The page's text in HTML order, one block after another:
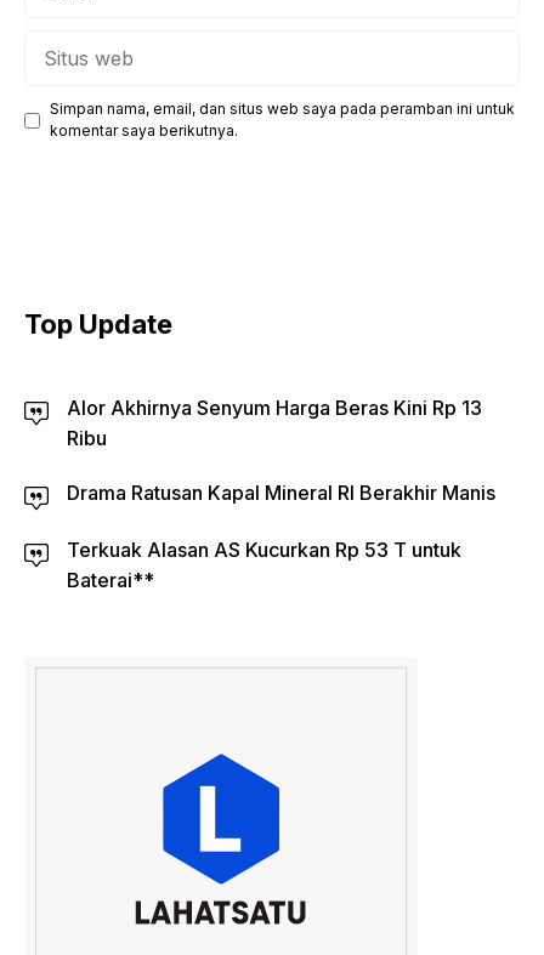
Simpan nama, email, dan situs web saya pada peramban ini untuk
komentar saya berikutnya.
Top Update
Alor Akhirnya Senyum Harga Beras Kini Rp 13
Ribu
Drama Ratusan Kapal Mineral RI Berakhir Manis
Terkuak Alasan AS Kucurkan Rp 53 T untuk
Baterai**